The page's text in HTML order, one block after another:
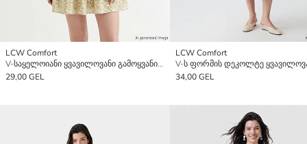
LCW Comfort
V-საყელოიანი ყვავილოვანი გამოყვანილი წელის მინი კაბა
29,00 GEL
LCW Comfort
34,00 GEL